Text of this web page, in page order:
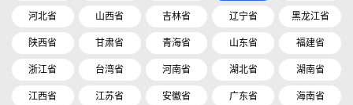
河北省 山西省 吉林省 辽宁省 黑龙江省
陕西省 甘肃省 青海省 山东省 福建省
浙江省 台湾省 河南省 湖北省 湖南省
江西省 江苏省 安徽省 广东省 海南省